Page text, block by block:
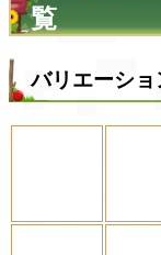
覧
バリエーショ